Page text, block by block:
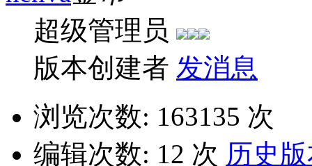
超级管理员
版本创建者 发消息
浏览次数: 163135 次
编辑次数: 12 次 历史